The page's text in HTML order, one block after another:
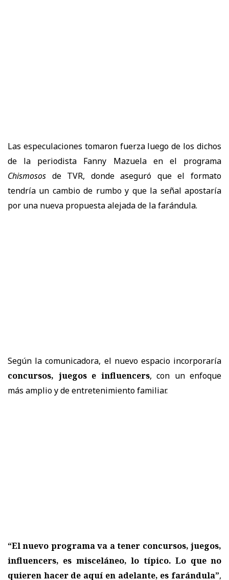
Las especulaciones tomaron fuerza luego de los dichos
de la periodista Fanny Mazuela en el programa
Chismosos de TVR, donde aseguró que el formato
tendría un cambio de rumbo y que la señal apostaría
por una nueva propuesta alejada de la farándula.
Según la comunicadora, el nuevo espacio incorporaría
concursos, juegos e influencers, con un enfoque
más amplio y de entretenimiento familiar.
“El nuevo programa va a tener concursos, juegos,
influencers, es misceláneo, lo típico. Lo que no
quieren hacer de aquí en adelante, es farándula”,